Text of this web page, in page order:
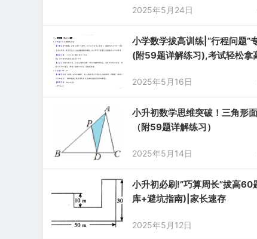
2025年5月24日
小学数学拔高训练|“行程问题”
(附59题详解练习),考试轻松拿
2025年5月16日
小升初数学思维突破！三角形
（附59题详解练习）
2025年5月14日
小升初必刷!”巧算周长”拔高60
库+避坑指南)|家长速存
2025年5月12日